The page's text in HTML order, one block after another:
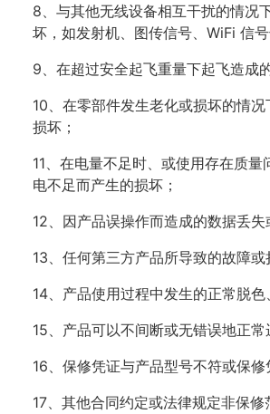
8、与其他无线设备相互干扰的情况
坏，如发射机、图传信号、WiFi 信号
9、在超过安全起飞重量下起飞造成
10、在零部件发生老化或损坏的情
损坏；
11、在电量不足时、或使用存在质量
电不足而产生的损坏；
12、因产品误操作而造成的数据丢失
13、任何第三方产品所导致的故障或
14、产品使用过程中发生的正常脱色
15、产品可以不间断或无错误地正常
16、保修凭证与产品型号不符或保修
17、其他合同约定或法律规定非保修